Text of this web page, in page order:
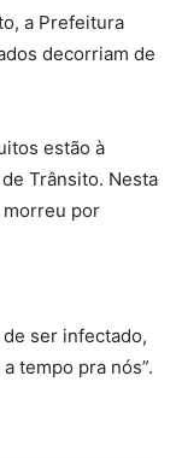
a Prefeitura
decorriam de
estão à
Trânsito. Nesta
morreu por
de ser infectado,
tempo pra nós”.